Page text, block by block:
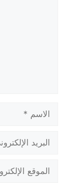
الإلكتروني
الإلكتروني